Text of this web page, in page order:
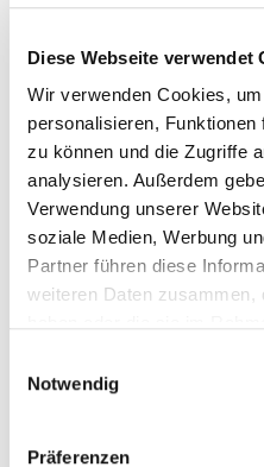
Diese Webseite verwendet
Wir verwenden Cookies,
personalisieren,
zu können und die Zugriffe
analysieren. Außerdem
Verwendung unserer
soziale Medien, Werbung
Partner führen diese
weiteren Daten zusammen,
Notwendig
Präferenzen
AXEL BERWEILER
BERWEILER
Robert-Schuman-Platz
+49656195110
www.berweiler-